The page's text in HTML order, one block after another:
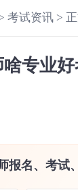
考试资讯 >
专业
报名、考试